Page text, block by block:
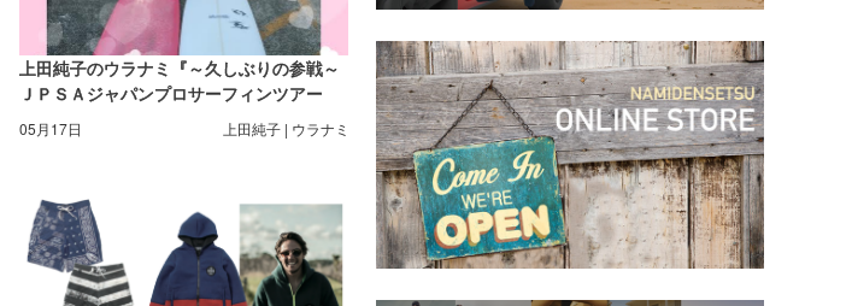
上田純子のウラナミ『～久しぶりの参戦～
ＪＰＳＡジャパンプロサーフィンツアー
2015ロングボード第２戦 一越 湘南七里ヶ
浜ロングボードプロ』
05月17日 上田純子 | ウラナミ